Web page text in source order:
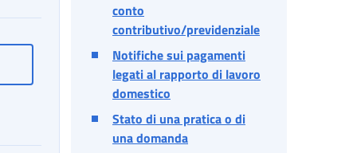
previdenziale per dipendenti pubblici
Estratto conto contributivo/previdenziale per
conto
contributivo/previdenziale
Notifiche sui pagamenti
legati al rapporto di lavoro
domestico
Stato di una pratica o di
una domanda